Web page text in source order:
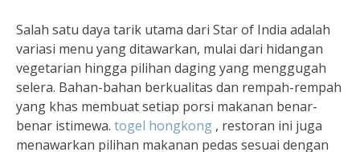
Salah satu daya tarik utama dari Star of India adalah
variasi menu yang ditawarkan, mulai dari hidangan
vegetarian hingga pilihan daging yang menggugah
selera. Bahan-bahan berkualitas dan rempah-rempah
yang khas membuat setiap porsi makanan benar-
benar istimewa. togel hongkong , restoran ini juga
menawarkan pilihan makanan pedas sesuai dengan